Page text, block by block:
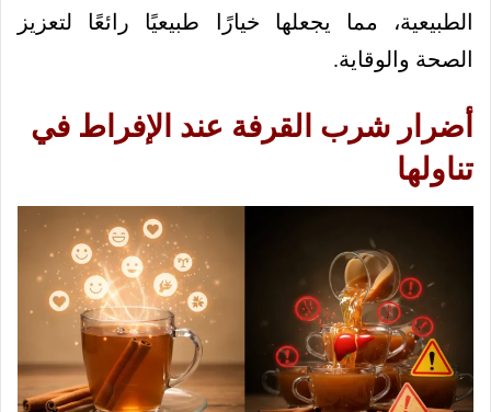
الطبيعية، مما يجعلها خيارًا طبيعيًا رائعًا لتعزيز
الصحة والوقاية.
أضرار شرب القرفة عند الإفراط في
تناولها